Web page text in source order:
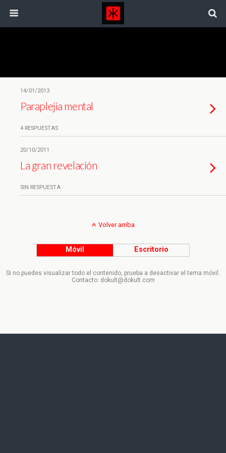
14/01/2013
Paraplejia mental
4 RESPUESTAS
20/10/2011
La gran revelación
SIN RESPUESTA
Volver arriba
Móvil Escritorio
Si no puedes visualizar todo el contenido, prueba a desactivar el tema móvil.
Contacto: dokult@dokult.com